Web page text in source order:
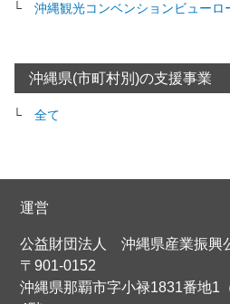
沖縄観光コンベンションビューロ
沖縄県(市町村別)の支援事業
全て
運営
公益財団法人 沖縄県産業振興
〒901-0152
沖縄県那覇市字小禄1831番地1